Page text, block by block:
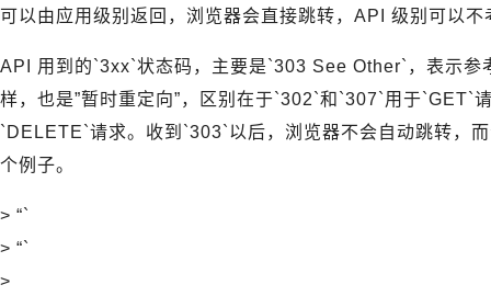
可以由应用级别返回，浏览器会直接跳转，API 级别可以不
API 用到的`3xx`状态码，主要是`303 See Other`，表示
样，也是”暂时重定向”，区别在于`302`和`307`用于`GET`
`DELETE`请求。收到`303`以后，浏览器不会自动跳转，
个例子。
> “`
> “`
>